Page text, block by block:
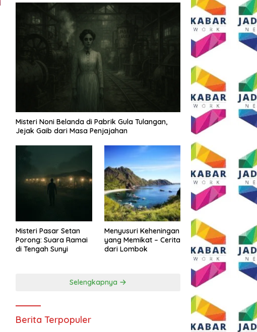
Misteri Noni Belanda di Pabrik Gula Tulangan,
Jejak Gaib dari Masa Penjajahan
Misteri Pasar Setan
Porong: Suara Ramai
di Tengah Sunyi
Menyusuri Keheningan
yang Memikat – Cerita
dari Lombok
Selengkapnya
Berita Terpopuler